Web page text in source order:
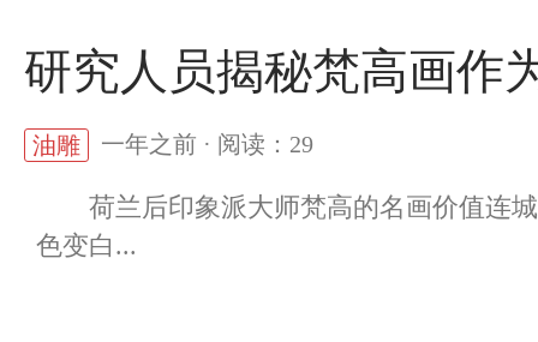
研究人员揭秘梵高画作
油雕 一年之前 · 阅读：29
荷兰后印象派大师梵高的名画价值连城
色变白...